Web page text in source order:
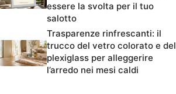
essere la svolta per il tuo
salotto
Trasparenze rinfrescanti: il
trucco del vetro colorato e del
plexiglass per alleggerire
l’arredo nei mesi caldi